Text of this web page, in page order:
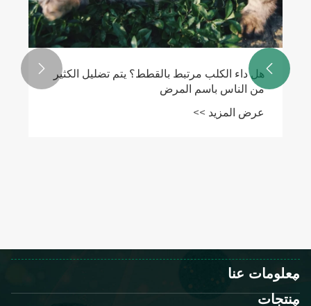
هل داء الكلب مرتبط بالقطط؟ يتم تضليل الكثير
من الناس باسم المرض
عرض المزيد >>


معلومات عنا
منتجات